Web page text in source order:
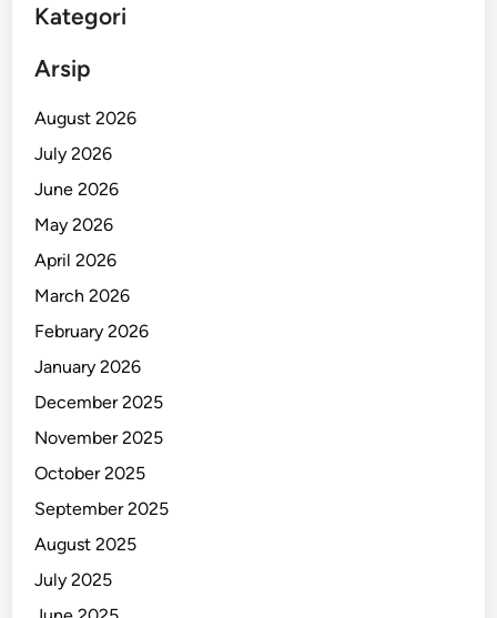
Kategori
Arsip
August 2026
July 2026
June 2026
May 2026
April 2026
March 2026
February 2026
January 2026
December 2025
November 2025
October 2025
September 2025
August 2025
July 2025